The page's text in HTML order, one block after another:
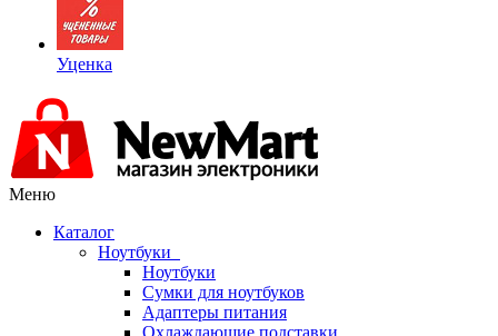
Уценка
Меню
Каталог
Ноутбуки
Ноутбуки
Сумки для ноутбуков
Адаптеры питания
Охлаждающие подставки